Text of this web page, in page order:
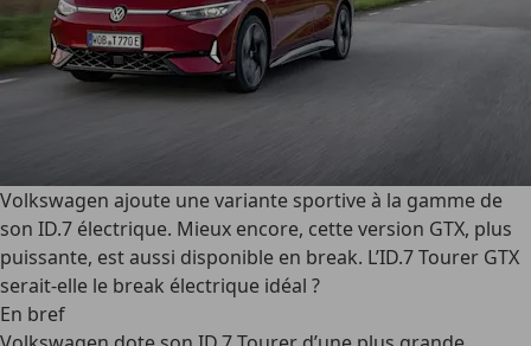
Volkswagen ajoute une variante sportive à la gamme de
son ID.7 électrique. Mieux encore, cette version GTX, plus
puissante, est aussi disponible en break. L’ID.7 Tourer GTX
serait-elle le break électrique idéal ?
En bref